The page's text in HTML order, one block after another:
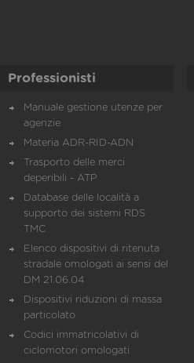
Professionisti
Manuale gestione utenze per
agenzie
Materia ADR-RID-ADN
Trasporto delle merci
deperibili - ATP
Database delle località a
supporto dei sistemi RDS
TMC
Elenco dispositivi di ritenuta
stradale omologati ai sensi del
DM 21.06.04
Dispositivi riduzioni di massa
particolato
Codici immatricolativi di
ciclomotori omologati